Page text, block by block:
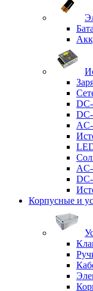
Корпусные и